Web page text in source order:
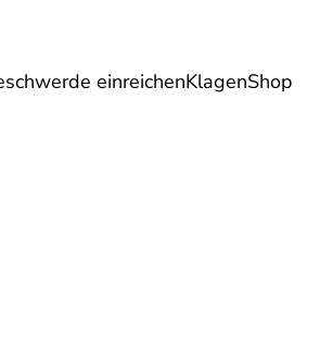
einreichenKlagenShop
Reise Verträge